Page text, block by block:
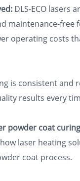
DLS-ECO lasers
maintenance-free
operating costs
is consistent and
results every
powder coat
laser heating
coat process.